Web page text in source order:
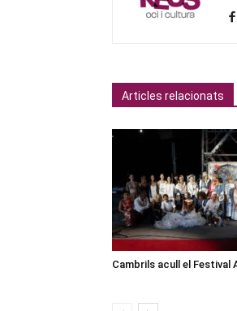
Articles relacionats
Cambrils acull el Festival